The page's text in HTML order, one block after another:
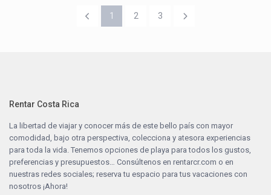
1 2 3
Rentar Costa Rica
La libertad de viajar y conocer más de este bello país con mayor
comodidad, bajo otra perspectiva, colecciona y atesora experiencias
para toda la vida. Tenemos opciones de playa para todos los gustos,
preferencias y presupuestos… Consúltenos enrentarcr.com o en
nuestras redes sociales; reserva tu espacio para tus vacaciones con
nosotros ¡Ahora!